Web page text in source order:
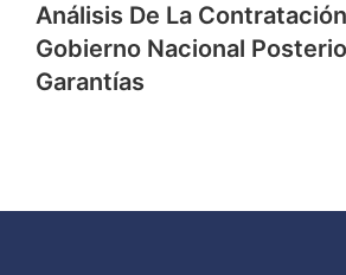
Análisis De La
Gobierno Nacional
Garantías